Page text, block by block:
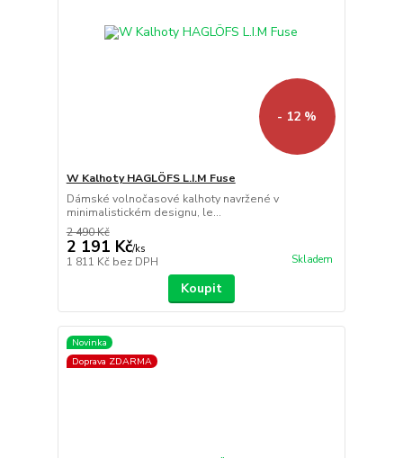
- 12 %
W Kalhoty HAGLÖFS L.I.M Fuse
Dámské volnočasové kalhoty navržené v
minimalistickém designu, le...
2 490 Kč
2 191 Kč/ks
1 811 Kč bez DPH Skladem
Koupit
Novinka
Doprava ZDARMA